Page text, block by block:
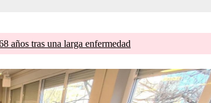
años tras una larga enfermedad